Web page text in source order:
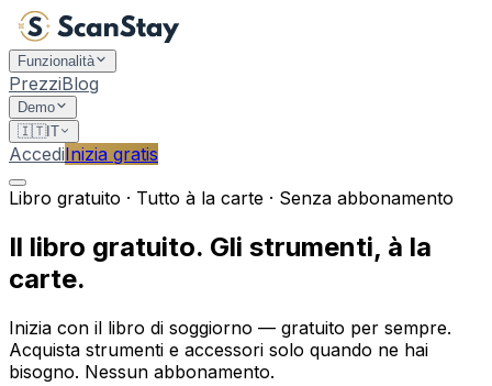
Funzionalità
PrezziBlog
Demo
🇮🇹IT
AccediInizia gratis
Libro gratuito · Tutto à la carte · Senza abbonamento
Il libro gratuito. Gli strumenti, à la
carte.
Inizia con il libro di soggiorno — gratuito per sempre.
Acquista strumenti e accessori solo quando ne hai
bisogno. Nessun abbonamento.